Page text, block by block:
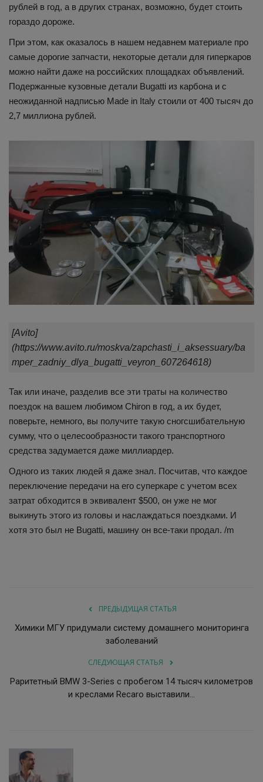
рублей в год, а в других странах, возможно, будет стоить
гораздо дороже.
При этом, как оказалось в нашем недавнем материале про
самые дорогие запчасти, некоторые детали для гиперкаров
можно найти даже на российских площадках объявлений.
Подержанные кузовные детали Bugatti из карбона и с
неожиданной надписью Made in Italy стоили от 400 тысяч до
2,7 миллиона рублей.
[Avito]
(https://www.avito.ru/moskva/zapchasti_i_aksessuary/ba
mper_zadniy_dlya_bugatti_veyron_607264618)
Так или иначе, разделив все эти траты на количество
поездок на вашем любимом Chiron в год, а их будет,
поверьте, немного, вы получите такую сногсшибательную
сумму, что о целесообразности такого транспортного
средства задумается даже миллиардер.
Одного из таких людей я даже знал. Посчитав, что каждое
переключение передачи на его суперкаре с учетом всех
затрат обходится в эквивалент $500, он уже не мог
выкинуть этого из головы и наслаждаться поездками. И
хотя это был не Bugatti, машину он все-таки продал. /m
ПРЕДЫДУЩАЯ СТАТЬЯ
Химики МГУ придумали систему домашнего мониторинга
заболеваний
СЛЕДУЮЩАЯ СТАТЬЯ
Раритетный BMW 3-Series с пробегом 14 тысяч километров
и креслами Recaro выставили...